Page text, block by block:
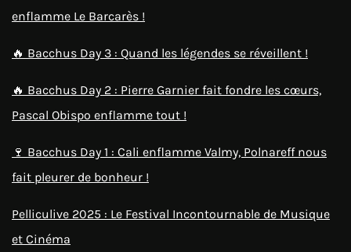
enflamme Le Barcarès !
🔥 Bacchus Day 3 : Quand les légendes se réveillent !
🔥 Bacchus Day 2 : Pierre Garnier fait fondre les cœurs,
Pascal Obispo enflamme tout !
🍷 Bacchus Day 1 : Cali enflamme Valmy, Polnareff nous
fait pleurer de bonheur !
Pelliculive 2025 : Le Festival Incontournable de Musique
et Cinéma